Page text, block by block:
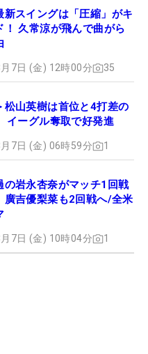
新スイングは「圧縮」がキ
！ 久常涼が飛んで曲がら
7日 (金) 12時00分 35
松山英樹は首位と4打差の
イーグル奪取で好発進
7日 (金) 06時59分 1
の岩永杏奈がマッチ1回戦
吉優梨菜も2回戦へ/全米
7日 (金) 10時04分 1